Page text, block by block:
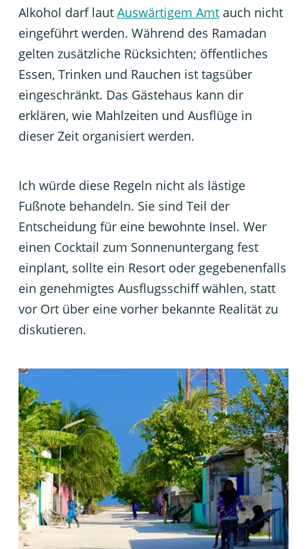
Alkohol darf laut Auswärtigem Amtauch nicht
eingeführt werden. Während des Ramadan
gelten zusätzliche Rücksichten; öffentliches
Essen, Trinken und Rauchen ist tagsüber
eingeschränkt. Das Gästehaus kann dir
erklären, wie Mahlzeiten und Ausflüge in
dieser Zeit organisiert werden.
Ich würde diese Regeln nicht als lästige
Fußnote behandeln. Sie sind Teil der
Entscheidung für eine bewohnte Insel. Wer
einen Cocktail zum Sonnenuntergang fest
einplant, sollte ein Resort oder gegebenenfalls
ein genehmigtes Ausflugsschiff wählen, statt
vor Ort über eine vorher bekannte Realität zu
diskutieren.